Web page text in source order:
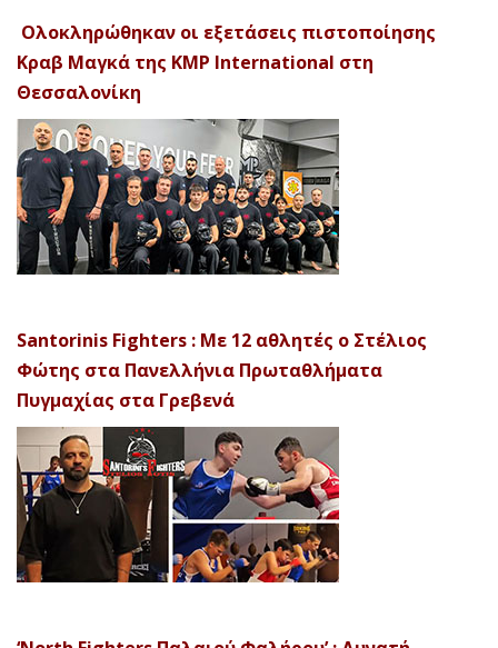
Ολοκληρώθηκαν οι εξετάσεις πιστοποίησης
Κραβ Μαγκά της KMP International στη
Θεσσαλονίκη
Santorinis Fighters : Με 12 αθλητές ο Στέλιος
Φώτης στα Πανελλήνια Πρωταθλήματα
Πυγμαχίας στα Γρεβενά